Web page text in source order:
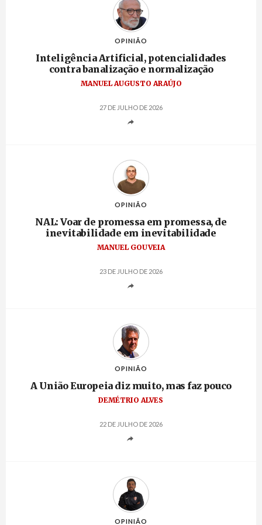
OPINIÃO
Inteligência Artificial, potencialidades
contra banalização e normalização
MANUEL AUGUSTO ARAÚJO
27 DE JULHO DE 2026
OPINIÃO
NAL: Voar de promessa em promessa, de
inevitabilidade em inevitabilidade
MANUEL GOUVEIA
23 DE JULHO DE 2026
OPINIÃO
A União Europeia diz muito, mas faz pouco
DEMÉTRIO ALVES
22 DE JULHO DE 2026
OPINIÃO